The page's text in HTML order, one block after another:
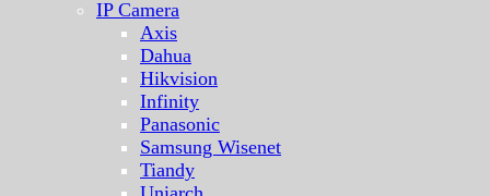
IP Camera
Axis
Dahua
Hikvision
Infinity
Panasonic
Samsung Wisenet
Tiandy